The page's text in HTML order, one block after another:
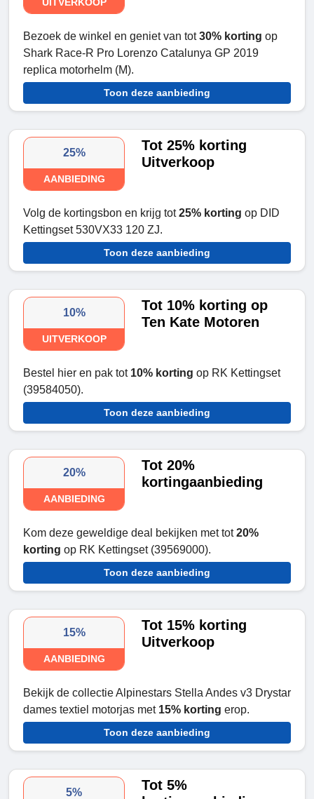
Bezoek de winkel en geniet van tot30% korting op
Shark Race-R Pro Lorenzo Catalunya GP 2019
replica motorhelm (M).
Toon deze aanbieding
25%
AANBIEDING
Tot 25% korting
Uitverkoop
Volg de kortingsbon en krijg tot25% korting op DID
Kettingset 530VX33 120 ZJ.
Toon deze aanbieding
10%
UITVERKOOP
Tot 10% korting op
Ten Kate Motoren
Bestel hier en pak tot 10% korting op RK Kettingset
(39584050).
Toon deze aanbieding
20%
AANBIEDING
Tot 20%
kortingaanbieding
Kom deze geweldige deal bekijken met tot20%
korting op RK Kettingset (39569000).
Toon deze aanbieding
15%
AANBIEDING
Tot 15% korting
Uitverkoop
Bekijk de collectie Alpinestars Stella Andes v3 Drystar
dames textiel motorjas met 15% korting erop.
Toon deze aanbieding
5%
Tot 5%